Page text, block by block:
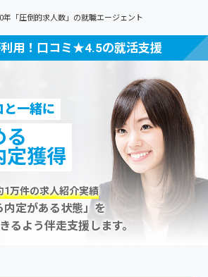
年「圧倒的求人数」の就職エージェント
用！口コミ★4.5の就活支援
と一緒に
る
定獲得
1万件の求人紹介実績
内定がある状態」を
るよう伴走支援します。